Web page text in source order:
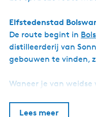
Elfstedenstad
De route begint in
distilleerderij van
gebouwen te vinden,
Waneer je van
Lees meer